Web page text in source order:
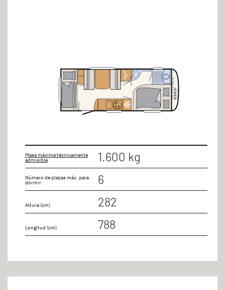
Masa máxima técnicamente
admisible 1.600 kg
Número de plazas máx. para
dormir 6
Altura (cm) 282
Longitud (cm) 788